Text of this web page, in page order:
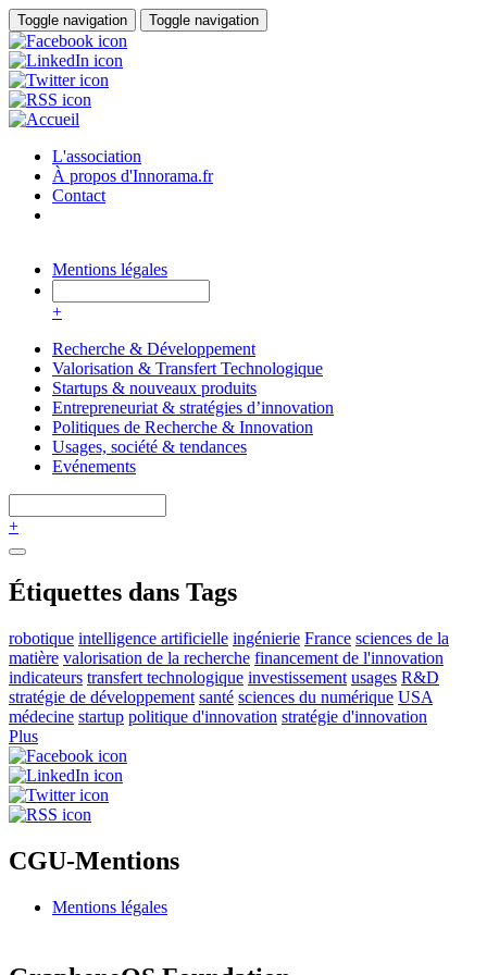
Aller au contenu principal
Toggle navigation Toggle navigation
L'association
À propos d'Innorama.fr
Contact
Mentions légales
+
Recherche & Développement
Valorisation & Transfert Technologique
Startups & nouveaux produits
Entrepreneuriat & stratégies d’innovation
Politiques de Recherche & Innovation
Usages, société & tendances
Evénements
+
Étiquettes dans Tags
robotique intelligence artificielle ingénierie France sciences de la
matière valorisation de la recherche financement de l'innovation
indicateurs transfert technologique investissement usages R&D
stratégie de développement santé sciences du numérique USA
médecine startup politique d'innovation stratégie d'innovation
Plus
CGU-Mentions
Mentions légales